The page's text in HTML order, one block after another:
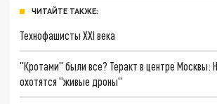
ЧИТАЙТЕ ТАКЖЕ:
Технофашисты XXI века
"Кротами" были все? Теракт в центре Москвы:
охотятся "живые дроны"